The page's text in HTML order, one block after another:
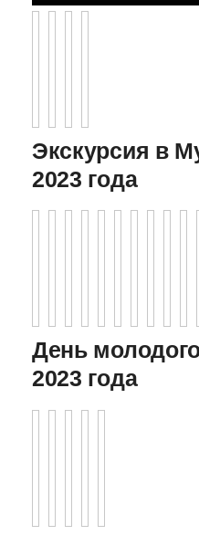
Экскурсия в
2023 года
День
2023 года